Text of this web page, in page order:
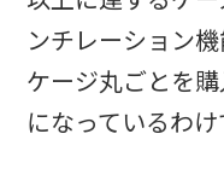
ンチレーション
ケージ丸ごとを
になっているわけ